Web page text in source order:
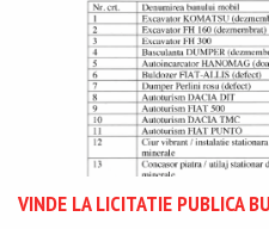
VINDE LA LICITATIE PUBLICA